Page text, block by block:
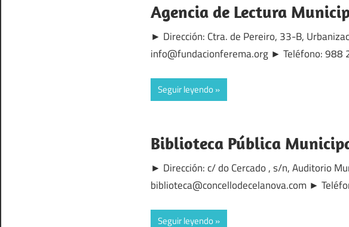
Agencia de Lectura
► Dirección: Ctra. de Pereiro, 33-B,
info@fundacionferema.org ► Teléfono: 988
Seguir leyendo
Biblioteca Pública
► Dirección: c/ do Cercado , s/n, Auditorio
biblioteca@concellodecelanova.com ►
Seguir leyendo